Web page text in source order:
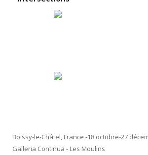
Boissy-le-Châtel, France -18 octobre-27
Galleria Continua - Les Moulins